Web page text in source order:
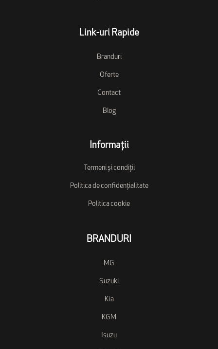
Link-uri Rapide
Branduri
Oferte
Contact
Blog
Informații
Termeni și condiții
Politica de confidențialitate
Politica cookie
BRANDURI
MG
Suzuki
Kia
KGM
Isuzu